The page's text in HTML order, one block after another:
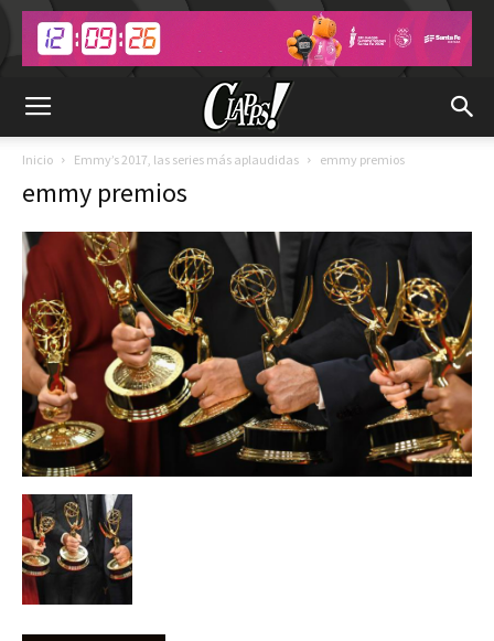
Inicio Emmy’s 2017, las series más aplaudidas emmy premios
emmy premios